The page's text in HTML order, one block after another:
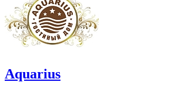
Aquarius